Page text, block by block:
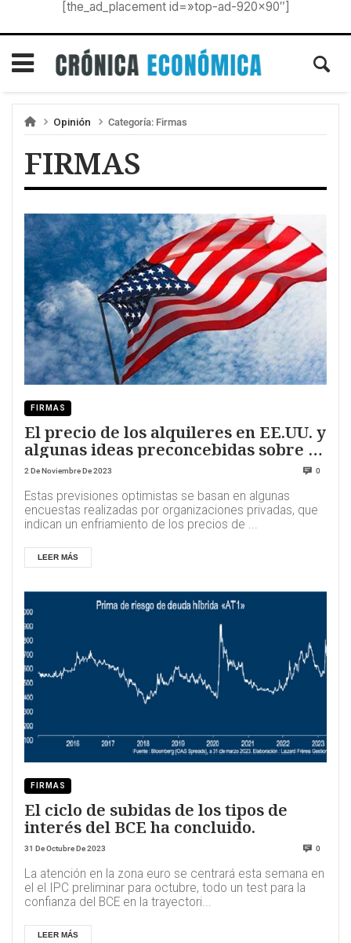
[the_ad_placement id=»top-ad-920×90″]
Opinión Categoría: Firmas
FIRMAS
FIRMAS
El precio de los alquileres en EE.UU. y
algunas ideas preconcebidas sobre la
invasión.
2 De Noviembre De 2023 0
Estas previsiones optimistas se basan en algunas
encuestas realizadas por organizaciones privadas, que
indican un enfriamiento de los precios de ...
LEER MÁS
FIRMAS
El ciclo de subidas de los tipos de
interés del BCE ha concluido.
31 De Octubre De 2023 0
La atención en la zona euro se centrará esta semana en
el el IPC preliminar para octubre, todo un test para la
confianza del BCE en la trayectori...
LEER MÁS